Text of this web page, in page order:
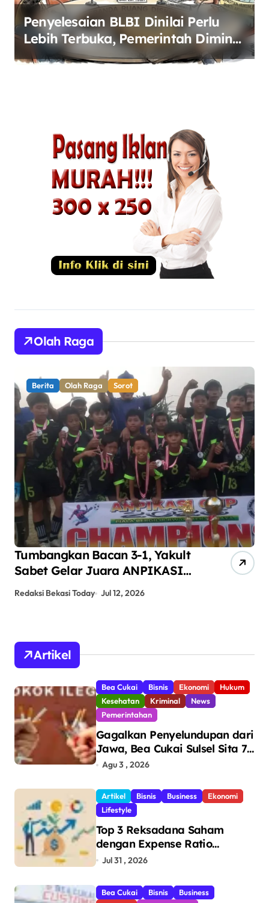
Penyelesaian BLBI Dinilai Perlu
Lebih Terbuka, Pemerintah Diminta
Buka Ruang Dialog
Olah Raga
Berita Olah Raga Sorot
Tumbangkan Bacan 3-1, Yakult
Sabet Gelar Juara ANPIKASI
CUP 2026
Redaksi Bekasi Today Jul 12, 2026
Artikel
Bea Cukai Bisnis Ekonomi
Hukum
Kesehatan
Kriminal
News
Pemerintahan
Gagalkan Penyelundupan dari
Jawa, Bea Cukai Sulsel Sita 7,8
Juta Batang Rokok Ilegal
Makassar
Agu 3 , 2026
Artikel Bisnis Business
Ekonomi
Lifestyle
Top 3 Reksadana Saham
dengan Expense Ratio
Terendah
Jul 31 , 2026
Bea Cukai Bisnis
Business